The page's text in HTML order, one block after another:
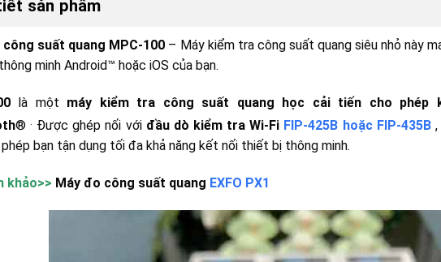
sản phẩm
công suất quang MPC-100 – Máy kiểm tra công suất quang siêu nhỏ này
minh Android™ hoặc iOS của bạn.
là một máy kiểm tra công suất quang học cải tiến cho
® . Được ghép nối với đầu dò kiểm tra Wi-Fi FIP-425B hoặc FIP-435B,
bạn tận dụng tối đa khả năng kết nối thiết bị thông minh.
khảo>> Máy đo công suất quang EXFO PX1